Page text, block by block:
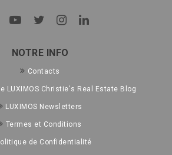
NOTRE INFO
Contacts
LUXIMOS Christie's Real Estate Blog
LUXIMOS Newsletters
Termes et Conditions
de Confidentialité